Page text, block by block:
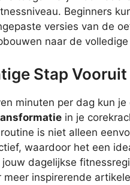
Beginners
versies van de
naar de
Stap Vooruit
minuten per dag kun je
in je
is niet alleen
waardoor het een
dagelijkse
meer inspirerende